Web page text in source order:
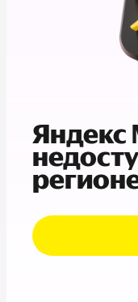
Яндекс